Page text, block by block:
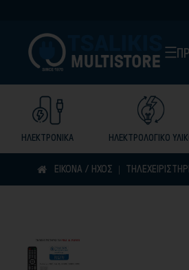
ΗΛΕΚΤΡΟΛΟΓΙΚΟ
ΗΛΕΚΤΡΟΝΙΚΑ
ΕΙΚΟΝΑ / ΗΧΟΣ